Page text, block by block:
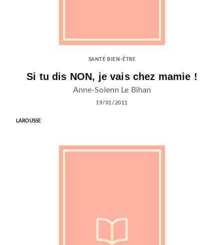
SANTÉ BIEN-ÊTRE
Si tu dis NON, je vais chez mamie !
Anne-Solenn Le Bihan
19/01/2011
LAROUSSE